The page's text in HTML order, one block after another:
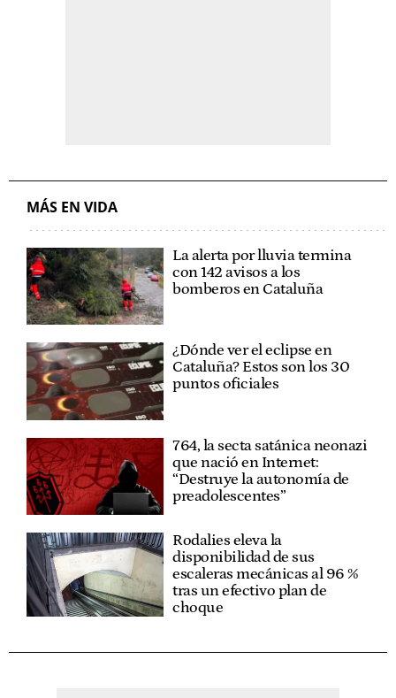
MÁS EN VIDA
La alerta por lluvia termina
con 142 avisos a los
bomberos en Cataluña
¿Dónde ver el eclipse en
Cataluña? Estos son los 30
puntos oficiales
764, la secta satánica neonazi
que nació en Internet:
“Destruye la autonomía de
preadolescentes”
Rodalies eleva la
disponibilidad de sus
escaleras mecánicas al 96 %
tras un efectivo plan de
choque